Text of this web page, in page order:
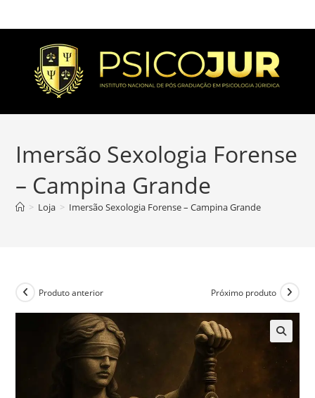
Imersão Sexologia Forense
– Campina Grande
> Loja > Imersão Sexologia Forense – Campina Grande
Produto anterior Próximo produto